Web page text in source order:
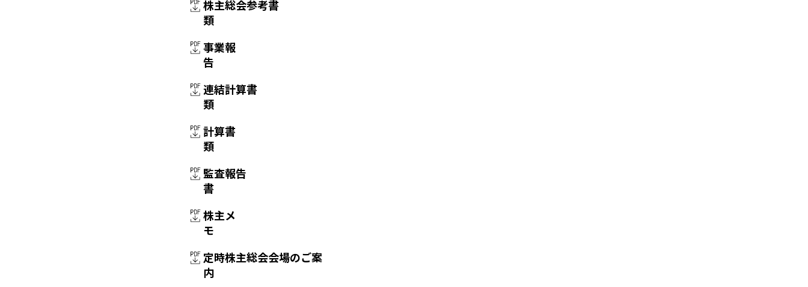
株主総会参考書
類
事業報
告
連結計算書
類
計算書
類
監査報告
書
株主メ
モ
定時株主総会会場のご案
内